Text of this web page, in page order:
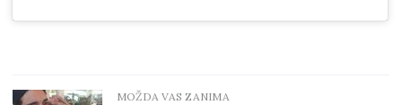
MOŽDA VAS ZANIMA